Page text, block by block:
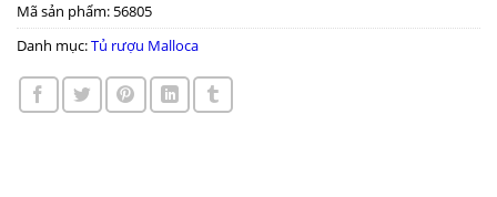
Mã sản phẩm: 56805
Danh mục:Tủ rượu Malloca